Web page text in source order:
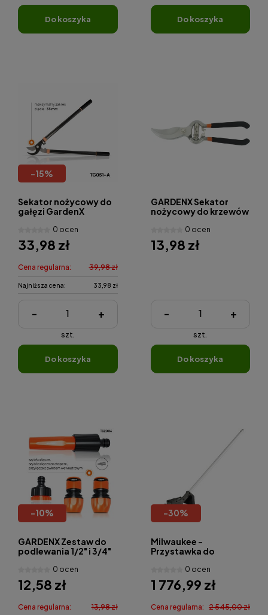
do koszyka do koszyka
-15%
Sekator nożycowy do
gałęzi GardenX
TG051-A
0 ocen
33,98 zł
Cena regularna: 39,98 zł
Najniższa cena: 33,98 zł
- +
szt.
do koszyka
GARDENX Sekator
nożycowy do krzewów
0 ocen
13,98 zł
- +
szt.
do koszyka
-10%
GARDENX Zestaw do
podlewania 1/2" i 3/4"
0 ocen
12,58 zł
Cena regularna: 13,98 zł
-30%
Milwaukee -
Przystawka do
QUIK-LOK™
0 ocen
1 776,99 zł
Cena regularna: 2 545,00 zł